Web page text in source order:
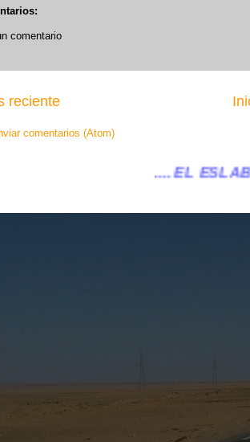
comentario
reciente
comentarios (Atom)
.... EL ESLABÓN VILLENA ...